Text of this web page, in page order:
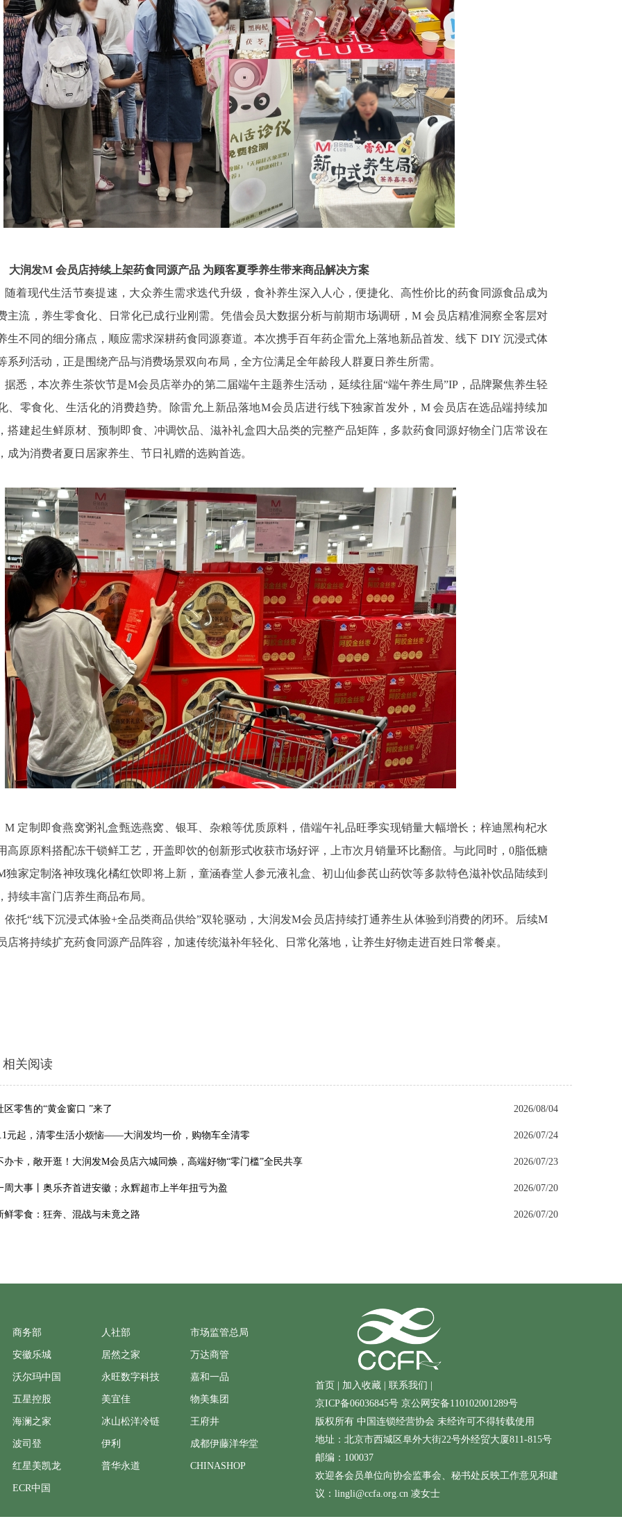
大润发M 会员店持续上架药食同源产品 为顾客夏季养生带来商品解决方案
随着现代生活节奏提速，大众养生需求迭代升级，食补养生深入人心，便捷化、高性价比的药食同源食品成为
主流，养生零食化、日常化已成行业刚需。凭借会员大数据分析与前期市场调研，M 会员店精准洞察全客层对
生不同的细分痛点，顺应需求深耕药食同源赛道。本次携手百年药企雷允上落地新品首发、线下 DIY 沉浸式体
系列活动，正是围绕产品与消费场景双向布局，全方位满足全年龄段人群夏日养生所需。
据悉，本次养生茶饮节是M会员店举办的第二届端午主题养生活动，延续往届“端午养生局”IP，品牌聚焦养生轻
、零食化、生活化的消费趋势。除雷允上新品落地M会员店进行线下独家首发外，M 会员店在选品端持续加
搭建起生鲜原材、预制即食、冲调饮品、滋补礼盒四大品类的完整产品矩阵，多款药食同源好物全门店常设在
成为消费者夏日居家养生、节日礼赠的选购首选。
M 定制即食燕窝粥礼盒甄选燕窝、银耳、杂粮等优质原料，借端午礼品旺季实现销量大幅增长；梓迪黑枸杞水
高原原料搭配冻干锁鲜工艺，开盖即饮的创新形式收获市场好评，上市次月销量环比翻倍。与此同时，0脂低糖
独家定制洛神玫瑰化橘红饮即将上新，童涵春堂人参元液礼盒、初山仙参芪山药饮等多款特色滋补饮品陆续到
持续丰富门店养生商品布局。
依托“线下沉浸式体验+全品类商品供给”双轮驱动，大润发M会员店持续打通养生从体验到消费的闭环。后续M
店将持续扩充药食同源产品阵容，加速传统滋补年轻化、日常化落地，让养生好物走进百姓日常餐桌。
相关阅读
2026/08/04
区零售的“黄金窗口 ”来了
2026/07/24
元起，清零生活小烦恼——大润发均一价，购物车全清零
2026/07/23
办卡，敞开逛！大润发M会员店六城同焕，高端好物“零门槛”全民共享
2026/07/20
周大事丨奥乐齐首进安徽；永辉超市上半年扭亏为盈
2026/07/20
鲜零食：狂奔、混战与未竟之路
商务部 人社部 市场监管总局
安徽乐城 居然之家 万达商管
沃尔玛中国 永旺数字科技 嘉和一品
五星控股 美宜佳 物美集团
海澜之家 冰山松洋冷链 王府井
波司登 伊利 成都伊藤洋华堂
红星美凯龙 普华永道 CHINASHOP
ECR中国
首页 加入收藏 联系我们
京ICP备06036845号 京公网安备110102001289号
版权所有 中国连锁经营协会 未经许可不得转载使用
地址：北京市西城区阜外大街22号外经贸大厦811-815号
邮编：100037
欢迎各会员单位向协会监事会、秘书处反映工作意见和建
议：lingli@ccfa.org.cn 凌女士